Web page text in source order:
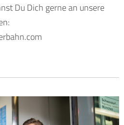
Du Dich gerne an unsere